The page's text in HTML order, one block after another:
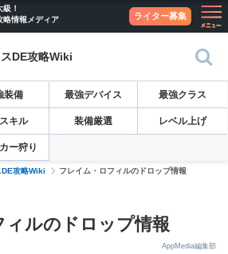
級！
略情報メディア
ライター募集
DE攻略Wiki
装備 最強デバイス 最強クラス
キル 装備厳選 レベル上げ
ー狩り
DE攻略Wiki フレイム・ロフィルのドロップ情報
ィルのドロップ情報
AppMedia編集部